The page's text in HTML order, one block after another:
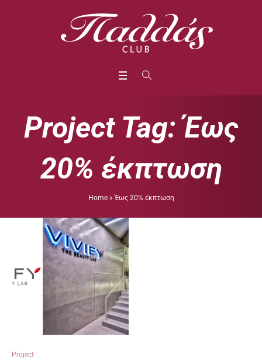
Project Tag:Έως
20% έκπτωση
Home»Έως 20% έκπτωση
Project